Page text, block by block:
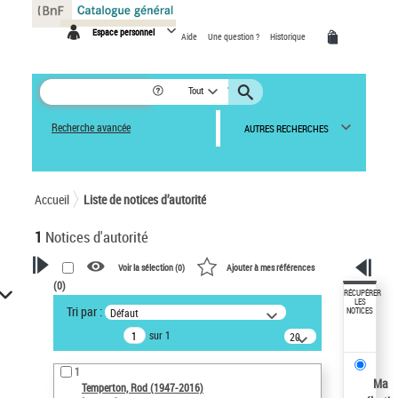
Espace personnel Aide Une question ? Historique
Tout
Recherche avancée AUTRES RECHERCHES
Accueil Liste de notices d’autorité
1 Notices d'autorité
VOTRE RECHERCHE
Recherche avancée dans les
notices d’autorité
Œuvres liées à l'auteur :
Temperton, Rod (1947-2016)
Voir la sélection (0) Ajouter à mes références
(0)
Tri par : Défaut
sur 1
20
résultats/page
1
Temperton, Rod (1947-2016)
RÉCUPÉRER
LES
NOTICES
Ma
Panneau de gestion des cookies